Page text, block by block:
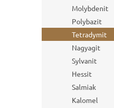
Molybdenit
Polybazit
Tetradymit
Nagyagit
Sylvanit
Hessit
Salmiak
Kalomel